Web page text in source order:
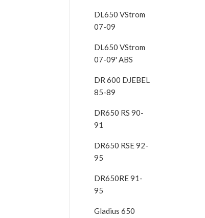
DL650 VStrom
07-09
DL650 VStrom
07-09' ABS
DR 600 DJEBEL
85-89
DR650 RS 90-
91
DR650 RSE 92-
95
DR650RE 91-
95
Gladius 650